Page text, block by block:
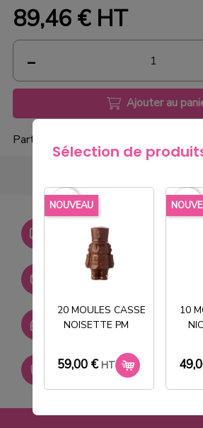
Sélection de
NOUVEAU
20 MOULES CASSE
NOISETTE PM
59,00 € HT
favorite_border
10
favorite_border
89,46 € HT
Ajouter au
Partager
Livraison gratuite dès
750€ HT
Stock permanent :
SAV réactif
Paiement sécurisé